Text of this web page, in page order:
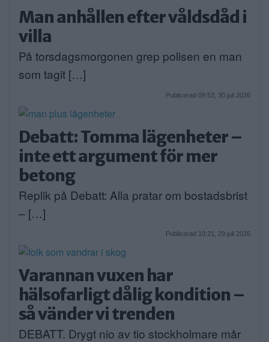
Man anhållen efter våldsdåd i
villa
På torsdagsmorgonen grep polisen en man
som tagit […]
Publicerad 09:53, 30 juli 2026
Debatt: Tomma lägenheter –
inte ett argument för mer
betong
Replik på Debatt: Alla pratar om bostadsbrist
– […]
Publicerad 10:21, 29 juli 2026
Varannan vuxen har
hälsofarligt dålig kondition –
så vänder vi trenden
DEBATT. Drygt nio av tio stockholmare mår